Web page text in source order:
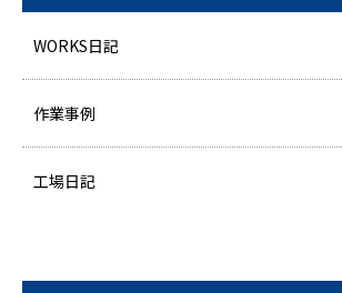
WORKS日記
作業事例
工場日記